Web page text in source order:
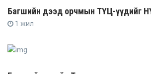
Багшийн дээд орчмын ТҮЦ-үүдийг
1 жил